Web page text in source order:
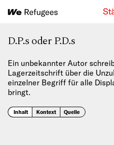
D.P.s oder P.D.s
Ein unbekannter Autor
Lagerzeitschrift über die
einzelner Begriff für alle
bringt.
Inhalt Kontext Quelle